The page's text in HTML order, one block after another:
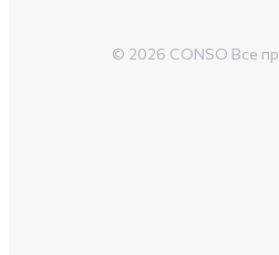
© 2026 CONSO Все